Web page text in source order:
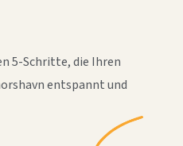
5-Schritte, die Ihren
entspannt und